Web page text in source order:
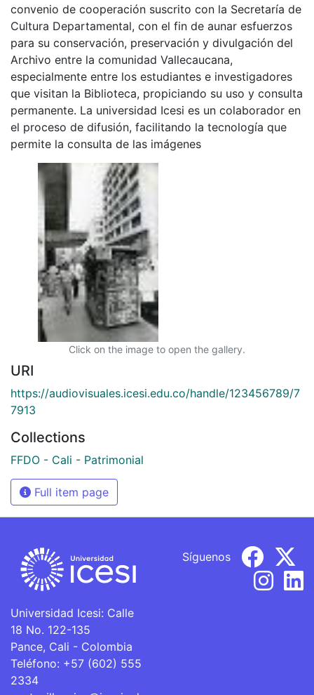
convenio de cooperación suscrito con la Secretaría de
Cultura Departamental, con el fin de aunar esfuerzos
para su conservación, preservación y divulgación del
Archivo entre la comunidad Vallecaucana,
especialmente entre los estudiantes e investigadores
que visitan la Biblioteca, propiciando su uso y consulta
permanente. La universidad Icesi es un colaborador en
el proceso de difusión, facilitando la tecnología que
permite la consulta de las imágenes
Click on the image to open the gallery.
URI
https://audiovisuales.icesi.edu.co/handle/123456789/7
7913
Collections
FFDO - Cali - Patrimonial
Full item page
Universidad Icesi: Calle
18 No. 122-135
Pance, Cali - Colombia
Teléfono: +57 (602) 555
2334
Síguenos